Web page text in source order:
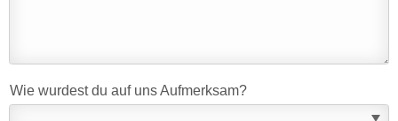
Wie wurdest du auf uns Aufmerksam?